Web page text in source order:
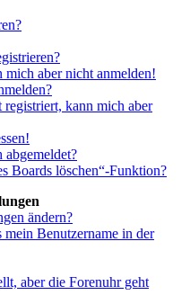
aber nicht anmelden!
kann mich aber
abgemeldet?
Boards löschen“-Funktion?
ändern?
Benutzername in der
aber die Forenuhr geht